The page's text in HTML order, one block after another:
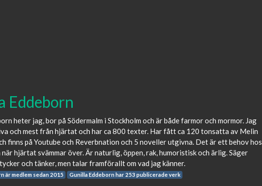
Eddeborn
heter jag, bor på Södermalm i Stockholm och är både farmor och mormor. Jag
och mest från hjärtat och har ca 800 texter. Har fått ca 120 tonsatta av Melin
finns på Youtube och Reverbnation och 5 noveller utgivna. Det är ett behov hos
hjärtat svämmar över. Är naturlig, öppen, rak, humoristisk och ärlig. Säger
och tänker, men talar framförallt om vad jag känner.
är medlem sedan 2015 Gunilla Eddeborn har 253 publicerade verk